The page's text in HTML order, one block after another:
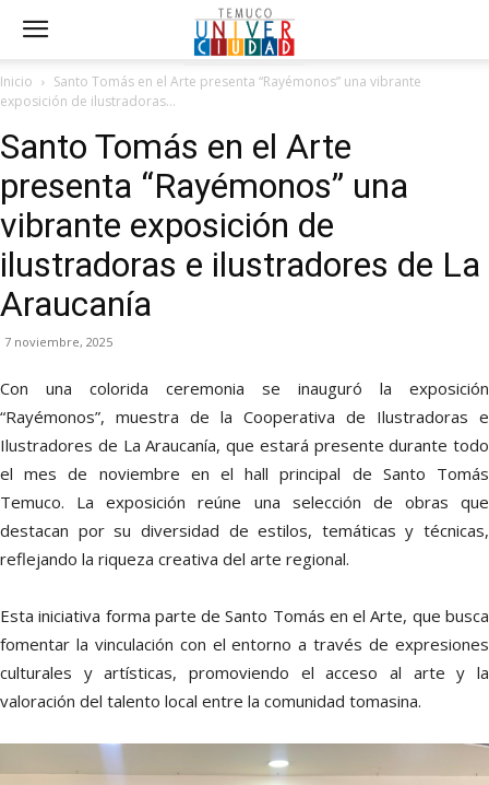
Inicio
Santo Tomás en el Arte presenta “Rayémonos” una vibrante
exposición de ilustradoras...
Santo Tomás en el Arte
presenta “Rayémonos” una
vibrante exposición de
ilustradoras e ilustradores de La
Araucanía
7 noviembre, 2025
Con una colorida ceremonia se inauguró la exposición
“Rayémonos”, muestra de la Cooperativa de Ilustradoras e
Ilustradores de La Araucanía, que estará presente durante todo
el mes de noviembre en el hall principal de Santo Tomás
Temuco. La exposición reúne una selección de obras que
destacan por su diversidad de estilos, temáticas y técnicas,
reflejando la riqueza creativa del arte regional.
Esta iniciativa forma parte de Santo Tomás en el Arte, que busca
fomentar la vinculación con el entorno a través de expresiones
culturales y artísticas, promoviendo el acceso al arte y la
valoración del talento local entre la comunidad tomasina.